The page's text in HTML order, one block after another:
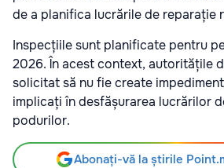
de a planifica lucrările de reparație
Inspecțiile sunt planificate pentru
2026. În acest context, autoritățile
solicitat să nu fie create
implicați în desfășurarea lucrărilor
podurilor.
Abonați-vă la știrile